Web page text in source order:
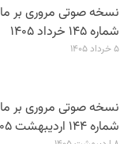
نسخه صوتی مروری بر
شماره ۱۴۵ خرداد ۱۴۰۵
۵ خرداد ۱۴۰۵
نسخه صوتی مروری بر
شماره ۱۴۴ اردیبهشت ۱۴۰۵